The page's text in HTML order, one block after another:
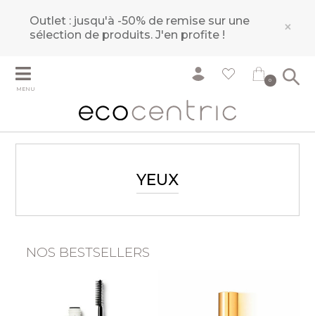
Outlet : jusqu'à -50% de remise sur une
sélection de produits.J'en profite ! ×
MENU
0
YEUX
NOS BESTSELLERS